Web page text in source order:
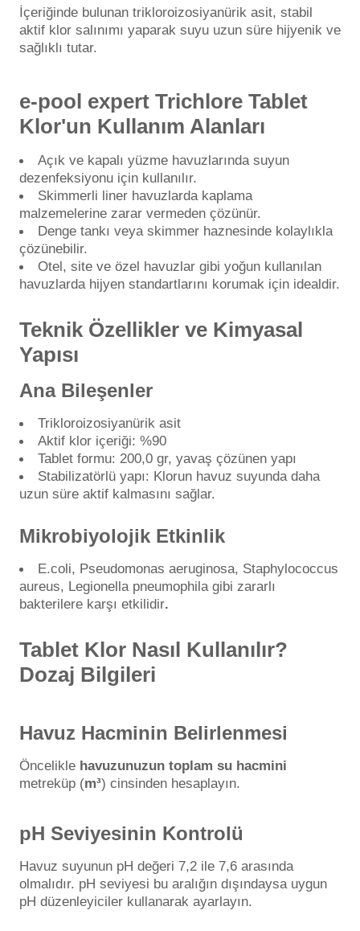
Jakuzi Sauna
Kartuş Filtreler
Olimpik Havuz
Yangın Pompası
İçeriğinde bulunan trikloroizosiyanürik asit, stabil
aktif klor salınımı yaparak suyu uzun süre hijyenik ve
sağlıklı tutar.
e-pool expert Trichlore Tablet
Klor'un Kullanım Alanları
Açık ve kapalı yüzme havuzlarında suyun
dezenfeksiyonu için kullanılır.
Skimmerli liner havuzlarda kaplama
malzemelerine zarar vermeden çözünür.
Denge tankı veya skimmer haznesinde kolaylıkla
çözünebilir.
Otel, site ve özel havuzlar gibi yoğun kullanılan
havuzlarda hijyen standartlarını korumak için idealdir.
Teknik Özellikler ve Kimyasal
Yapısı
Ana Bileşenler
Trikloroizosiyanürik asit
Aktif klor içeriği: %90
Tablet formu: 200,0 gr, yavaş çözünen yapı
Stabilizatörlü yapı: Klorun havuz suyunda daha
uzun süre aktif kalmasını sağlar.
Mikrobiyolojik Etkinlik
E.coli, Pseudomonas aeruginosa, Staphylococcus
aureus, Legionella pneumophila gibi zararlı
bakterilere karşı etkilidir.
Tablet Klor Nasıl Kullanılır?
Dozaj Bilgileri
Havuz Hacminin Belirlenmesi
Öncelikle havuzunuzun toplam su hacmini
metreküp (m³) cinsinden hesaplayın.
pH Seviyesinin Kontrolü
Havuz suyunun pH değeri 7,2 ile 7,6 arasında
olmalıdır. pH seviyesi bu aralığın dışındaysa uygun
pH düzenleyiciler kullanarak ayarlayın.